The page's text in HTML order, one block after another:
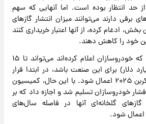
حد انتظار بوده است. اما آنهایی که سهم
برقی دارند می‌توانند میزان انتشار گازهای
بخش، ادغام کرده، از آنها اعتبار خریداری کنند
خود را کاهش دهند.
جریمه‌های اتحادیه اروپا که خودروسازان اعلام کرده‌اند می‌تواند تا ۱۵
یورو (۱۷.۵ میلیارد دلار) برای این صنعت باشد، در ابتدا قرار
بود برای سطوح انتشار کربن ۲۰۲۵ اعمال شود. با این حال، کمیسیون
فشار خودروسازان تسلیم شد و اجازه داد که بر
گلخانه‌ای آنها در فاصله سال‌های